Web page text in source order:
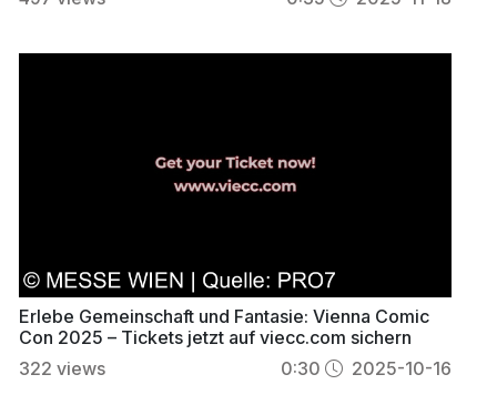
Erlebe Gemeinschaft und Fantasie: Vienna Comic
Con 2025 – Tickets jetzt auf viecc.com sichern
322 views 0:30 2025-10-16